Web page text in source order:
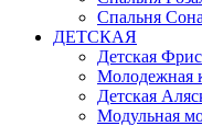
Спальня
ДЕТСКАЯ
Детская
Молодежная
Детская
Модульная